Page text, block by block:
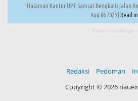
Halaman Kantor UPT Samsat Bengkalis jalan
Aug 06 2026 | Read
Recent Posts Widget
Redaksi Pedoman
Copyright © 2026